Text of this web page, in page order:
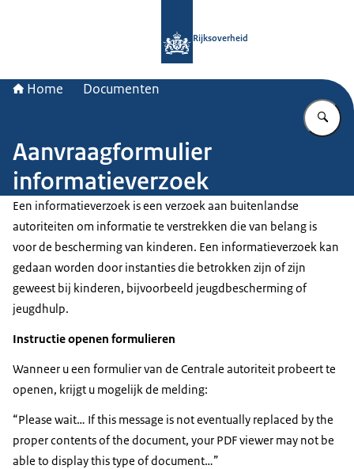
Rijksoverheid
Home Documenten
Aanvraagformulier
informatieverzoek
Een informatieverzoek is een verzoek aan buitenlandse
autoriteiten om informatie te verstrekken die van belang is
voor de bescherming van kinderen. Een informatieverzoek kan
gedaan worden door instanties die betrokken zijn of zijn
geweest bij kinderen, bijvoorbeeld jeugdbescherming of
jeugdhulp.
Instructie openen formulieren
Wanneer u een formulier van de Centrale autoriteit probeert te
openen, krijgt u mogelijk de melding:
“Please wait… If this message is not eventually replaced by the
proper contents of the document, your PDF viewer may not be
able to display this type of document…”